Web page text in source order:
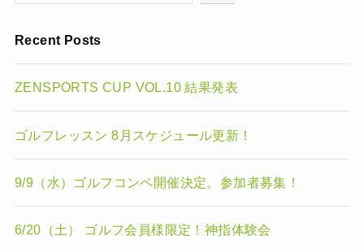
Recent Posts
ZENSPORTS CUP VOL.10 結果発表
ゴルフレッスン 8月スケジュール更新！
9/9（水）ゴルフコンペ開催決定。参加者募集！
6/20（土） ゴルフ会員様限定！神指体験会